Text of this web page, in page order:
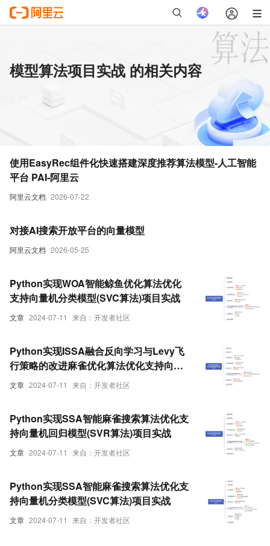
模型算法项目实战 的相关内容
阿里云文档 2026-07-22
使用EasyRec组件化快速搭建深度推荐算法模型-人工智能
平台 PAI-阿里云
阿里云文档 2026-05-25
对接AI搜索开放平台的向量模型
文章 2024-07-11 来自：开发者社区
Python实现WOA智能鲸鱼优化算法优化
支持向量机分类模型(SVC算法)项目实战
文章 2024-07-11 来自：开发者社区
Python实现ISSA融合反向学习与Levy飞
行策略的改进麻雀优化算法优化支持向量
机回归模型(SVR算法)项目实战
文章 2024-07-11 来自：开发者社区
Python实现SSA智能麻雀搜索算法优化支
持向量机回归模型(SVR算法)项目实战
文章 2024-07-11 来自：开发者社区
Python实现SSA智能麻雀搜索算法优化支
持向量机分类模型(SVC算法)项目实战